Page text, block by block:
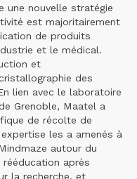
une nouvelle stratégie
est majoritairement
de produits
et le médical.
et
des
lien avec le laboratoire
Grenoble, Maatel a
de récolte de
les a amenés à
autour du
après
la recherche, et